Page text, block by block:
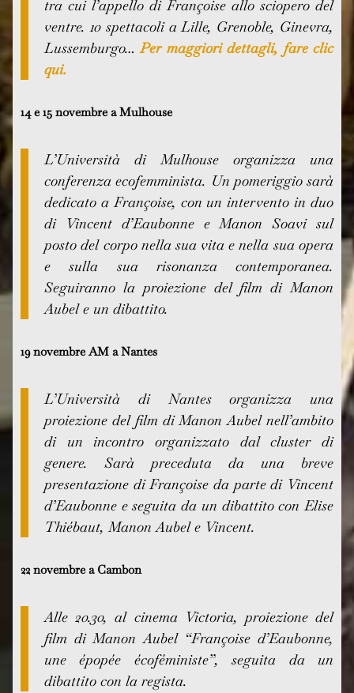
tra cui l’appello di Françoise allo sciopero del
ventre. 10 spettacoli a Lille, Grenoble, Ginevra,
Lussemburgo…Per maggiori dettagli, fare clic
qui.
14 e 15 novembre a Mulhouse
L’Università di Mulhouse organizza una
conferenza ecofemminista. Un pomeriggio sarà
dedicato a Françoise, con un intervento in duo
di Vincent d’Eaubonne e Manon Soavi sul
posto del corpo nella sua vita e nella sua opera
e sulla sua risonanza contemporanea.
Seguiranno la proiezione del film di Manon
Aubel e un dibattito.
19 novembre AM a Nantes
L’Università di Nantes organizza una
proiezione del film di Manon Aubel nell’ambito
di un incontro organizzato dal cluster di
genere. Sarà preceduta da una breve
presentazione di Françoise da parte di Vincent
d’Eaubonne e seguita da un dibattito con Elise
Thiébaut, Manon Aubel e Vincent.
22 novembre a Cambon
Alle 20.30, al cinema Victoria, proiezione del
film di Manon Aubel “Françoise d’Eaubonne,
une épopée écoféministe”, seguita da un
dibattito con la regista.